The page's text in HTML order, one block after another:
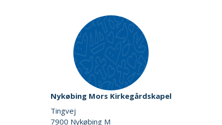
Nykøbing Mors Kirkegårdskapel
Tingvej
7900 Nykøbing M